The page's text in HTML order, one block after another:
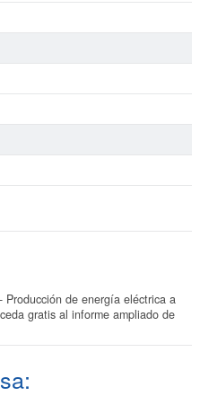
de energía eléctrica a
gratis al informe ampliado de